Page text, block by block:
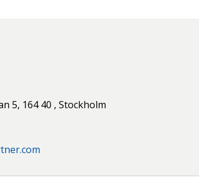
5, 164 40 ,Stockholm